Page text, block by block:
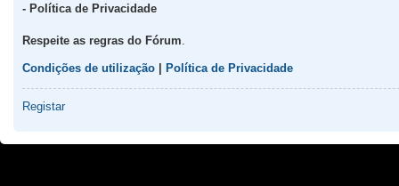
- Política de Privacidade
Respeite as regras do Fórum
Condições de utilização Política de Privacidade
Registar